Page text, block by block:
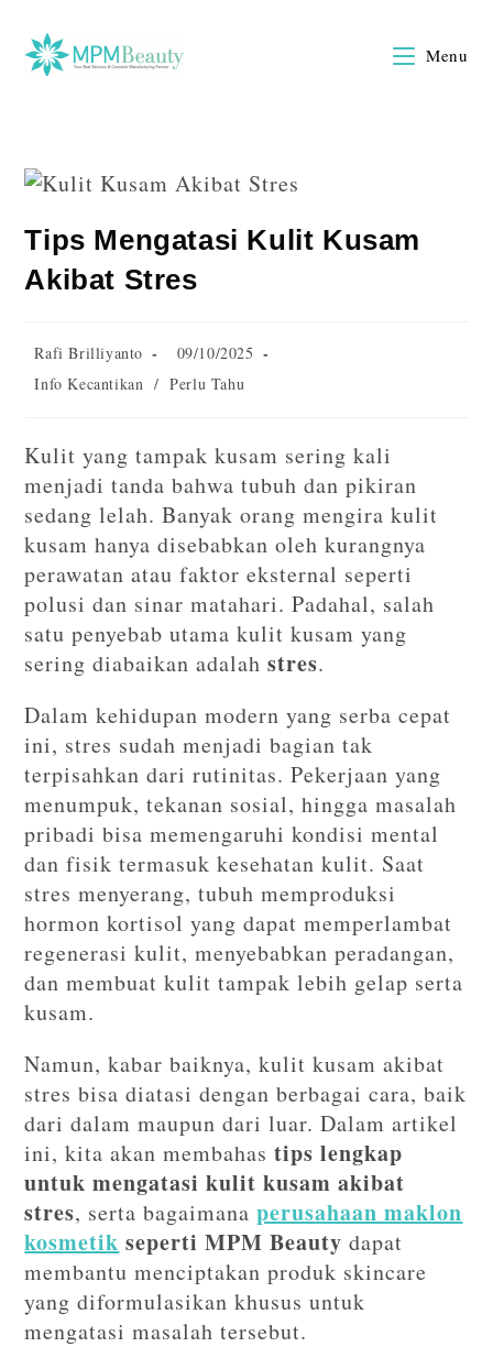
Menu
Tips Mengatasi Kulit Kusam
Akibat Stres
Rafi Brilliyanto
09/10/2025
Info Kecantikan / Perlu Tahu
Kulit yang tampak kusam sering kali
menjadi tanda bahwa tubuh dan pikiran
sedang lelah. Banyak orang mengira kulit
kusam hanya disebabkan oleh kurangnya
perawatan atau faktor eksternal seperti
polusi dan sinar matahari. Padahal, salah
satu penyebab utama kulit kusam yang
sering diabaikan adalahstres.
Dalam kehidupan modern yang serba cepat
ini, stres sudah menjadi bagian tak
terpisahkan dari rutinitas. Pekerjaan yang
menumpuk, tekanan sosial, hingga masalah
pribadi bisa memengaruhi kondisi mental
dan fisik termasuk kesehatan kulit. Saat
stres menyerang, tubuh memproduksi
hormon kortisol yang dapat memperlambat
regenerasi kulit, menyebabkan peradangan,
dan membuat kulit tampak lebih gelap serta
kusam.
Namun, kabar baiknya, kulit kusam akibat
stres bisa diatasi dengan berbagai cara, baik
dari dalam maupun dari luar. Dalam artikel
ini, kita akan membahastips lengkap
untuk mengatasi kulit kusam akibat
stres, serta bagaimanaperusahaan maklon
kosmetik seperti MPM Beauty dapat
membantu menciptakan produk skincare
yang diformulasikan khusus untuk
mengatasi masalah tersebut.